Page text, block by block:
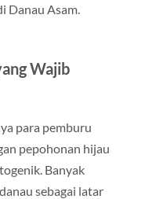
Danau Asam.
Wajib
para pemburu
pepohonan hijau
Banyak
sebagai latar